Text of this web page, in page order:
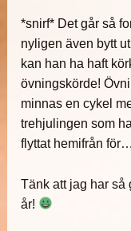
*snirf* Det går så
nyligen även bytt
kan han ha haft
övningskörde!
minnas en cykel
trehjulingen som
flyttat hemifrån
Tänk att jag har
år!